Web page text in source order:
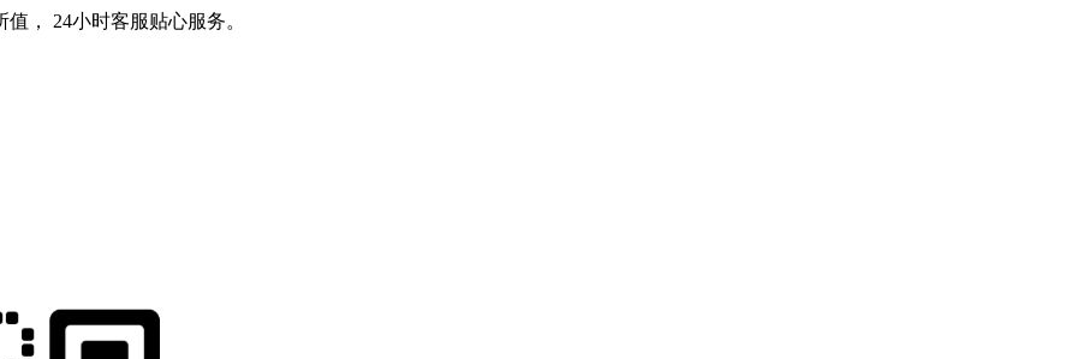
， 24小时客服贴心服务。